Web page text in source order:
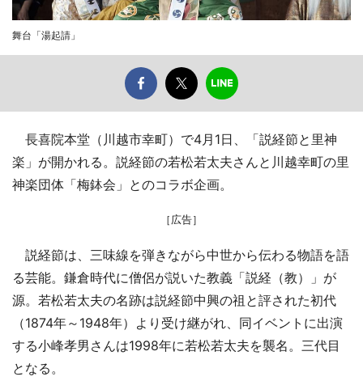
舞台「湯起請」
長喜院本堂（川越市幸町）で4月1日、「説経節と里神
楽」が開かれる。説経節の若松若太夫さんと川越幸町の里
神楽団体「梅鉢会」とのコラボ企画。
［広告］
説経節は、三味線を弾きながら中世から伝わる物語を語
る芸能。鎌倉時代に僧侶が説いた教義「説経（教）」が
源。若松若太夫の名跡は説経節中興の祖と評された初代
（1874年～1948年）より受け継がれ、同イベントに出演
する小峰孝男さんは1998年に若松若太夫を襲名。三代目
となる。